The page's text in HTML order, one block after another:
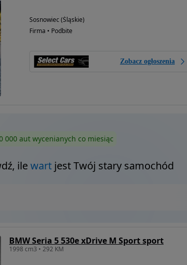
Sosnowiec (Śląskie)
Firma • Podbite
Zobacz ogłoszenia
000 aut wycenianych co miesiąc
ilewartjest Twój stary samochód
BMW Seria 5 530e xDrive M Sport sport
1998 cm3 • 292 KM